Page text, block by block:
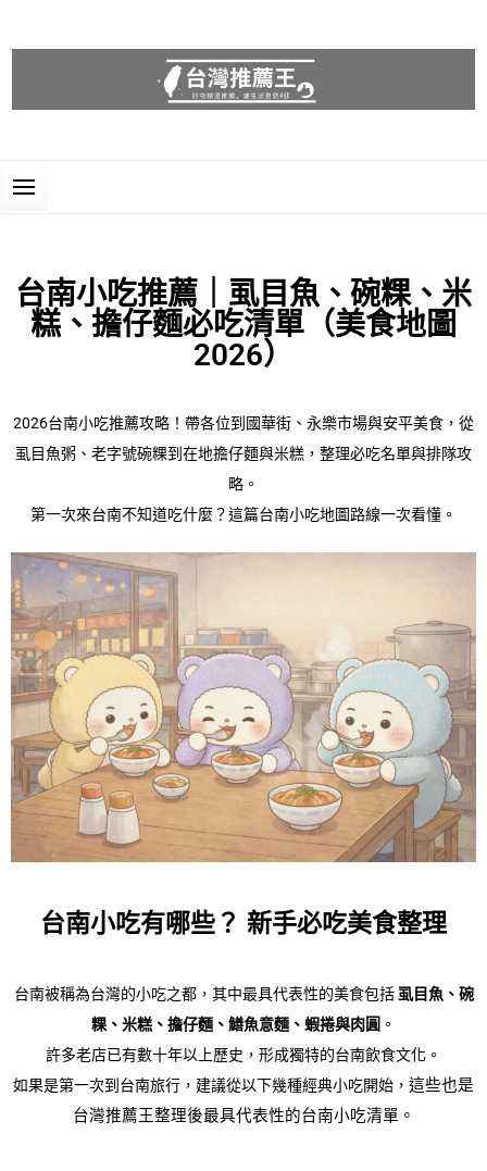
台南小吃推薦｜虱目魚、碗粿、米
糕、擔仔麵必吃清單（美食地圖
2026）
2026台南小吃推薦攻略！帶各位到國華街、永樂市場與安平美食，從
虱目魚粥、老字號碗粿到在地擔仔麵與米糕，整理必吃名單與排隊攻
略。
第一次來台南不知道吃什麼？這篇台南小吃地圖路線一次看懂。
台南小吃有哪些？ 新手必吃美食整理
台南被稱為台灣的小吃之都，其中最具代表性的美食包括虱目魚、碗
粿、米糕、擔仔麵、鱔魚意麵、蝦捲與肉圓 。
許多老店已有數十年以上歷史，形成獨特的台南飲食文化。
如果是第一次到台南旅行，建議從以下幾種經典小吃開始， 這些也是
台灣推薦王整理後最具代表性的台南小吃清單 。